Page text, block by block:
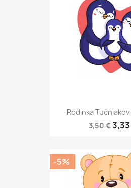
Rodinka Tučniakov
3,50 €
-5%